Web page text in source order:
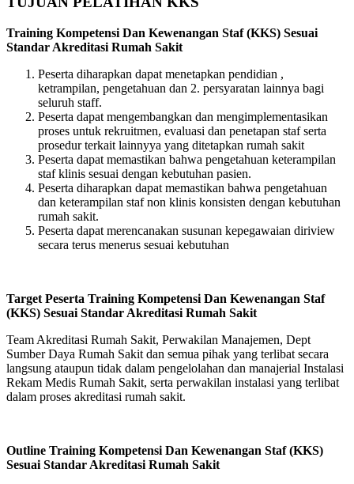
Training Kompetensi Dan Kewenangan Staf (KKS) Sesuai
Standar Akreditasi Rumah Sakit
Peserta diharapkan dapat menetapkan pendidian ,
ketrampilan, pengetahuan dan 2. persyaratan lainnya bagi
seluruh staff.
Peserta dapat mengembangkan dan mengimplementasikan
proses untuk rekruitmen, evaluasi dan penetapan staf serta
prosedur terkait lainnyya yang ditetapkan rumah sakit
Peserta dapat memastikan bahwa pengetahuan keterampilan
staf klinis sesuai dengan kebutuhan pasien.
Peserta diharapkan dapat memastikan bahwa pengetahuan
dan keterampilan staf non klinis konsisten dengan kebutuhan
rumah sakit.
Peserta dapat merencanakan susunan kepegawaian diriview
secara terus menerus sesuai kebutuhan
Target Peserta Training Kompetensi Dan Kewenangan Staf
(KKS) Sesuai Standar Akreditasi Rumah Sakit
Team Akreditasi Rumah Sakit, Perwakilan Manajemen, Dept
Sumber Daya Rumah Sakit dan semua pihak yang terlibat secara
langsung ataupun tidak dalam pengelolahan dan manajerial Instalasi
Rekam Medis Rumah Sakit, serta perwakilan instalasi yang terlibat
dalam proses akreditasi rumah sakit.
Outline Training Kompetensi Dan Kewenangan Staf (KKS)
Sesuai Standar Akreditasi Rumah Sakit